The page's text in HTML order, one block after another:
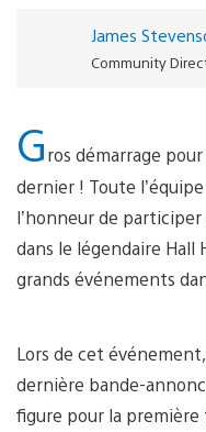
James
Community
Gros démarrage
dernier ! Toute
l’honneur de
dans le légendaire Hall
grands événements
Lors de cet
dernière bande-
figure pour la